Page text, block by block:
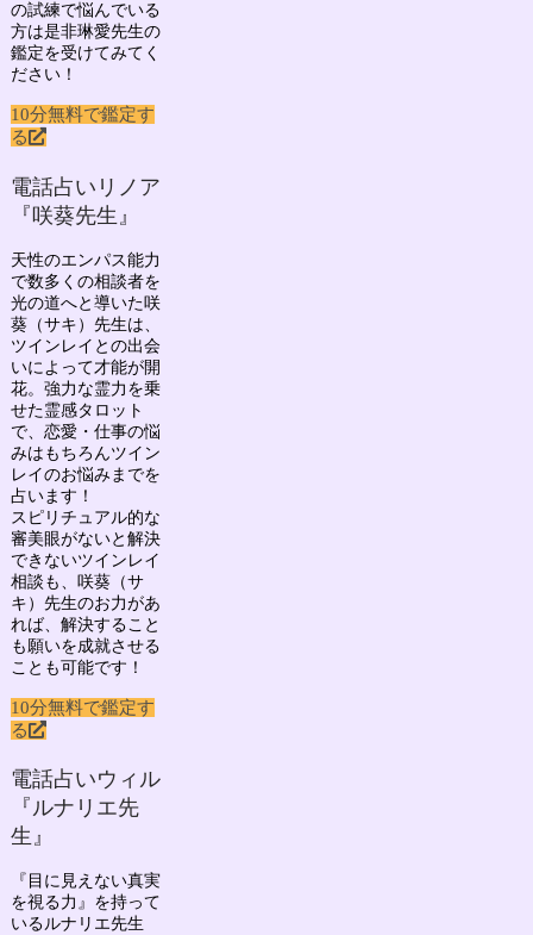
の試練で悩んでいる
方は是非琳愛先生の
鑑定を受けてみてく
ださい！
10分無料で鑑定す
る
電話占いリノア
『咲葵先生』
天性のエンパス能力
で数多くの相談者を
光の道へと導いた咲
葵（サキ）先生は、
ツインレイとの出会
いによって才能が開
花。強力な霊力を乗
せた霊感タロット
で、 恋愛・仕事の悩
みはもちろんツイン
レイのお悩みまでを
占います！
スピリチュアル的な
審美眼がないと解決
できないツインレイ
相談も、咲葵（サ
キ）先生のお力があ
れば、解決すること
も願いを成就させる
ことも可能です！
10分無料で鑑定す
る
電話占いウィル
『ルナリエ先
生』
『目に見えない真実
を視る力』を持って
いるルナリエ先生